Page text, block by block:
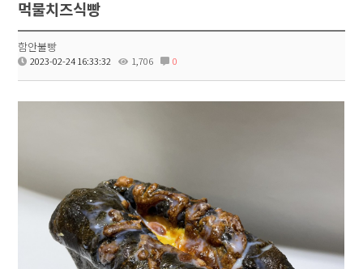
먹물치즈식빵
함안불빵
2023-02-24 16:33:32 1,706 0